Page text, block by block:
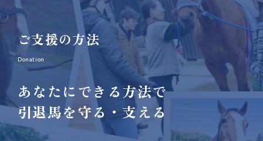
ご支援の方法
Donation
あなたにできる方法で
引退馬を守る・支える